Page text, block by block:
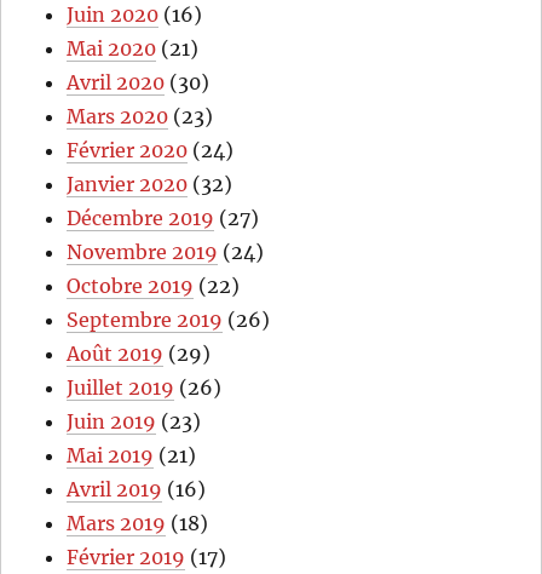
Juin 2020 (16)
Mai 2020 (21)
Avril 2020 (30)
Mars 2020 (23)
Février 2020 (24)
Janvier 2020 (32)
Décembre 2019 (27)
Novembre 2019 (24)
Octobre 2019 (22)
Septembre 2019 (26)
Août 2019 (29)
Juillet 2019 (26)
Juin 2019 (23)
Mai 2019 (21)
Avril 2019 (16)
Mars 2019 (18)
Février 2019 (17)